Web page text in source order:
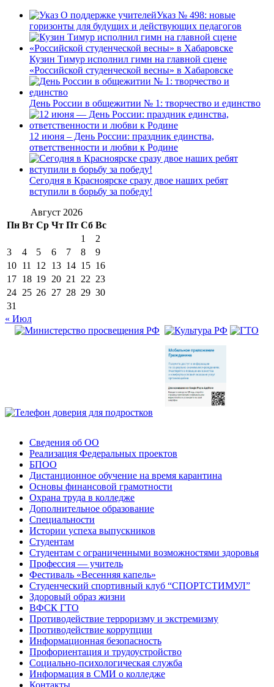
Указ № 498: новые
горизонты для будущих и действующих педагогов
Кузин Тимур исполнил гимн на главной сцене
«Российской студенческой весны» в Хабаровске
День России в общежитии № 1: творчество и единство
12 июня – День России: праздник единства,
ответственности и любви к Родине
Сегодня в Красноярске сразу двое наших ребят
вступили в борьбу за победу!
Август 2026
Пн Вт Ср Чт Пт Сб Вс
1
2
3
4 5 6 7 8
9
10 11 12 13 14 15 16
17 18 19 20 21 22 23
24 25 26 27 28 29 30
31
« Июл
Сведения об ОО
Реализация Федеральных проектов
БПОО
Дистанционное обучение на время карантина
Основы финансовой грамотности
Охрана труда в колледже
Дополнительное образование
Специальности
Истории успеха выпускников
Студентам
Студентам с ограниченными возможностями здоровья
Профессия — учитель
Фестиваль «Весенняя капель»
Студенческий спортивный клуб “СПОРТСТИМУЛ”
Здоровый образ жизни
ВФСК ГТО
Противодействие терроризму и экстремизму
Противодействие коррупции
Информационная безопасность
Профориентация и трудоустройство
Социально-психологическая служба
Информация в СМИ о колледже
Контакты